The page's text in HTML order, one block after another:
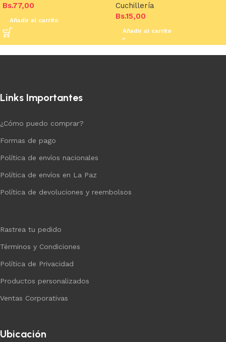
Bs.77,00
Añadir al carrito
Cuchillería
Bs.15,00
Añadir al carrito
Links Importantes
¿Cómo puedo comprar?
Formas de pago
Política de envíos nacionales
Política de envíos en La Paz
Política de devoluciones y reembolsos
Rastrea tu pedido
Términos y Condiciones
Política de Privacidad
Productos personalizados
Ventas Corporativas
Ubicación